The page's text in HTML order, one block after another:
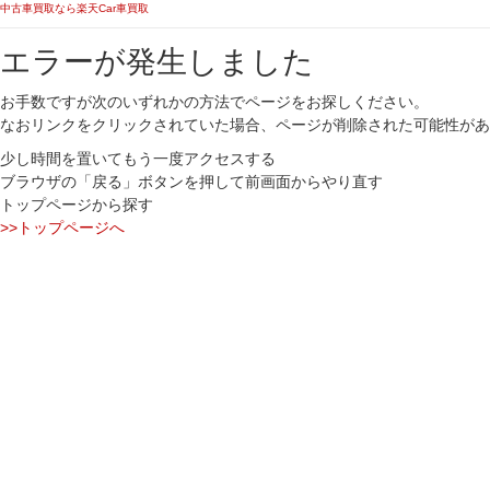
中古車買取なら楽天Car車買取
エラーが発生しました
お手数ですが次のいずれかの方法でページをお探しください。
なおリンクをクリックされていた場合、ページが削除された可能性が
少し時間を置いてもう一度アクセスする
ブラウザの「戻る」ボタンを押して前画面からやり直す
トップページから探す
>>トップページへ